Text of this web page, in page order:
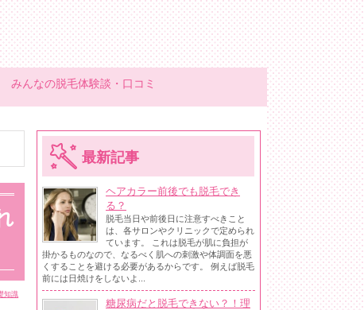
みんなの脱毛体験談・口コミ
知識
最新記事
ヘアカラー前後でも脱毛でき
る？
脱毛当日や前後日に注意すべきこと
は、各サロンやクリニックで定められ
ています。 これは脱毛が肌に負担が
掛かるものなので、なるべく肌への刺激や体調面を悪
くすることを避ける必要があるからです。 例えば脱毛
前には日焼けをしないよ...
糖尿病だと脱毛できない？！理